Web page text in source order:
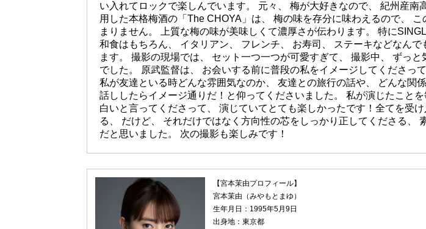
い入れてロックで楽しんでいます。 元々、 梅が大好きなので、 紀州産南
用した本格梅酒の「The CHOYA」は、 梅の味を存分に味わえるので、 こ
まりません。 上質な梅の味が美味しくて濃厚さが伝わります。 特に
和食はもちろん、 イタリアン、 フレンチ、 お寿司、 ステーキなどなんで
ます。 撮影の現場では、 セット一つ一つが可愛すぎて、 撮影中、 ずっと
でした。 原武監督は、 お会いする前に普段の私をイメージしてくださっ
私が友達といる時どんな雰囲気なのか、 友達との旅行の話や、 どんな関
話ししたらイメージ通りだ！と仰ってくださいました。 私が演じたこと
白いと言ってくださって、 演じていてとても楽しかったです！全てを受け
る、 だけど、 それだけではなく方向性の芯をしっかり正してくださる、
だと思いました。 次の撮影も楽しみです！
【宮本茉由プロフィール】
宮本茉由（みやもとまゆ）
生年月日：1995年5月9日
出身地：東京都